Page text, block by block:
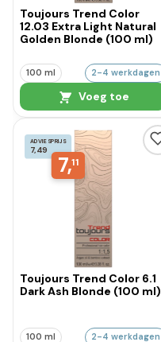
Toujours Trend Color
12.03 Extra Light Natural
Golden Blonde (100 ml)
100 ml 2-4 werkdagen
Voeg toe
ADVIESPRIJS
7,49
7,11
Toujours Trend Color 6.1
Dark Ash Blonde (100 ml)
100 ml 2-4 werkdagen